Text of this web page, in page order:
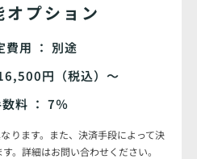
オプション
費用 ： 別途
円（税込）〜
料 ： 7％
ります。また、決済手段によって決
。詳細はお問い合わせください。